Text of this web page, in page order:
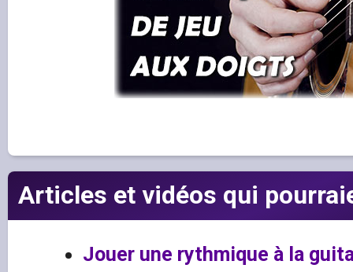
Articles et vidéos qui
Jouer une rythmique à la